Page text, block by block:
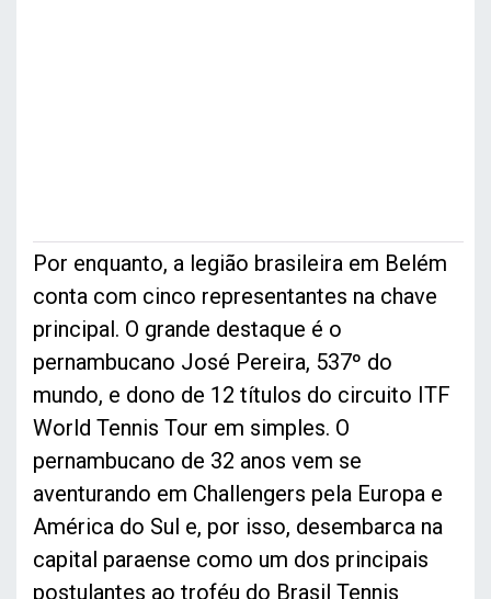
Por enquanto, a legião brasileira em Belém
conta com cinco representantes na chave
principal. O grande destaque é o
pernambucano José Pereira, 537º do
mundo, e dono de 12 títulos do circuito ITF
World Tennis Tour em simples. O
pernambucano de 32 anos vem se
aventurando em Challengers pela Europa e
América do Sul e, por isso, desembarca na
capital paraense como um dos principais
postulantes ao troféu do Brasil Tennis